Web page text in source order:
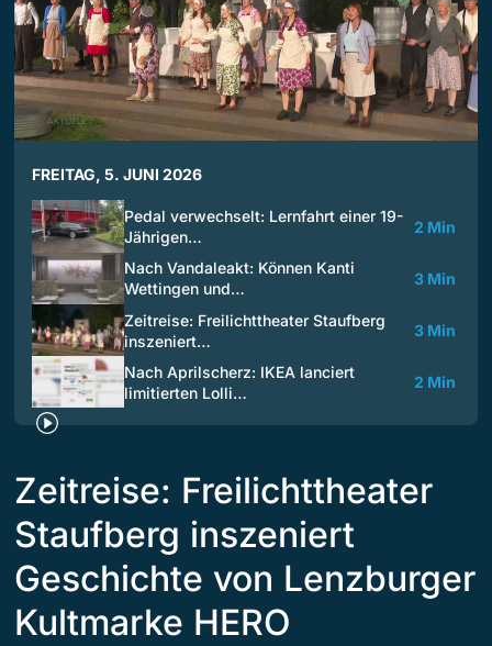
FREITAG, 5. JUNI 2026
Pedal verwechselt: Lernfahrt einer 19-
Jährigen…
2 Min
Nach Vandaleakt: Können Kanti
Wettingen und…
3 Min
Zeitreise: Freilichttheater Staufberg
inszeniert…
3 Min
Nach Aprilscherz: IKEA lanciert
limitierten Lolli…
2 Min
Zeitreise: Freilichttheater
Staufberg inszeniert
Geschichte von Lenzburger
Kultmarke HERO